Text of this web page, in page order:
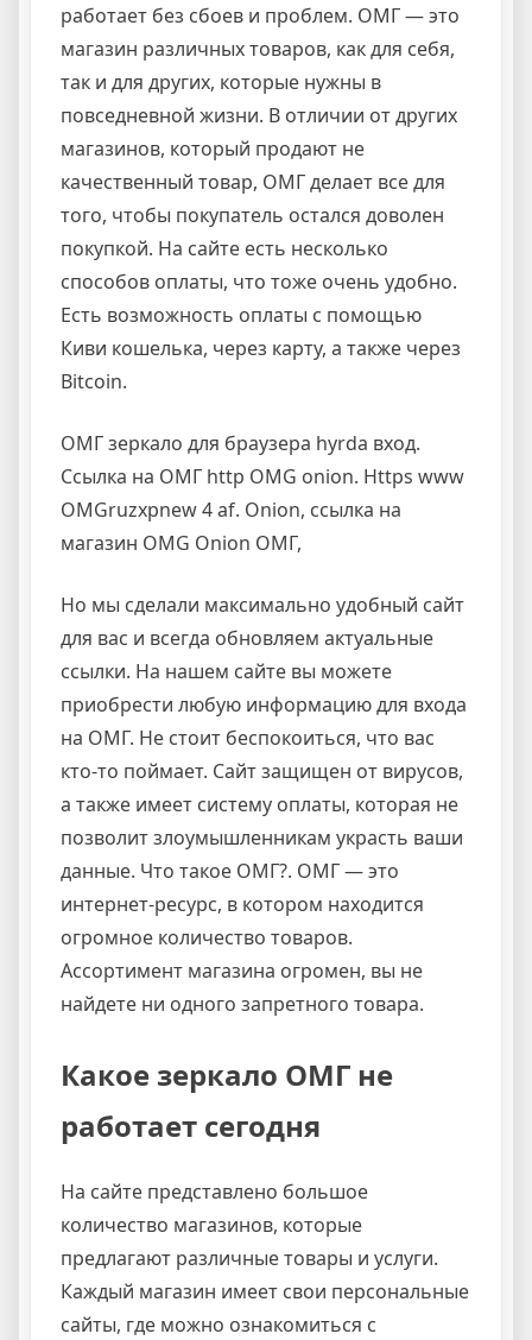
работает без сбоев и проблем. ОМГ — это
магазин различных товаров, как для себя,
так и для других, которые нужны в
повседневной жизни. В отличии от других
магазинов, который продают не
качественный товар, ОМГ делает все для
того, чтобы покупатель остался доволен
покупкой. На сайте есть несколько
способов оплаты, что тоже очень удобно.
Есть возможность оплаты с помощью
Киви кошелька, через карту, а также через
Bitcoin.
ОМГ зеркало для браузера hyrda вход.
Ссылка на ОМГ http OMG onion. Https www
OMGruzxpnew 4 af. Onion, ссылка на
магазин OMG Onion ОМГ,
Но мы сделали максимально удобный сайт
для вас и всегда обновляем актуальные
ссылки. На нашем сайте вы можете
приобрести любую информацию для входа
на ОМГ. Не стоит беспокоиться, что вас
кто-то поймает. Сайт защищен от вирусов,
а также имеет систему оплаты, которая не
позволит злоумышленникам украсть ваши
данные. Что такое ОМГ?. ОМГ — это
интернет-ресурс, в котором находится
огромное количество товаров.
Ассортимент магазина огромен, вы не
найдете ни одного запретного товара.
Какое зеркало ОМГ не
работает сегодня
На сайте представлено большое
количество магазинов, которые
предлагают различные товары и услуги.
Каждый магазин имеет свои персональные
сайты, где можно ознакомиться с